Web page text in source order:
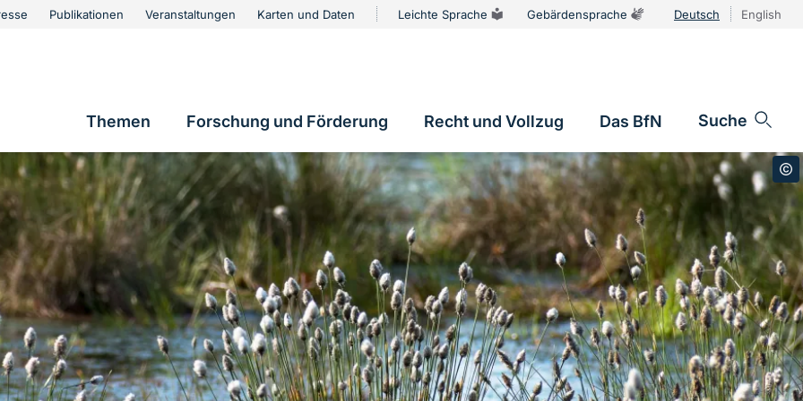
Publikationen Veranstaltungen Karten und Daten Leichte Sprache Gebärdensprache Deutsch English
Hauptnavigation
Themen Forschung und Förderung Recht und Vollzug Das BfN Suche